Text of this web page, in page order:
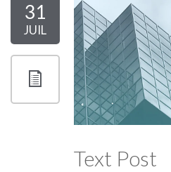
31
JUIL
Text Post